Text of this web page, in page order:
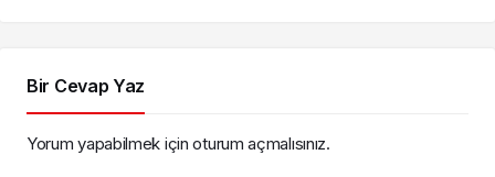
Bir Cevap Yaz
Yorum yapabilmek içinoturum açmalısınız.